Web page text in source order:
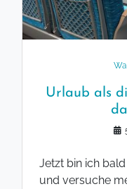
Urlaub als
Jetzt bin ich
und versuche